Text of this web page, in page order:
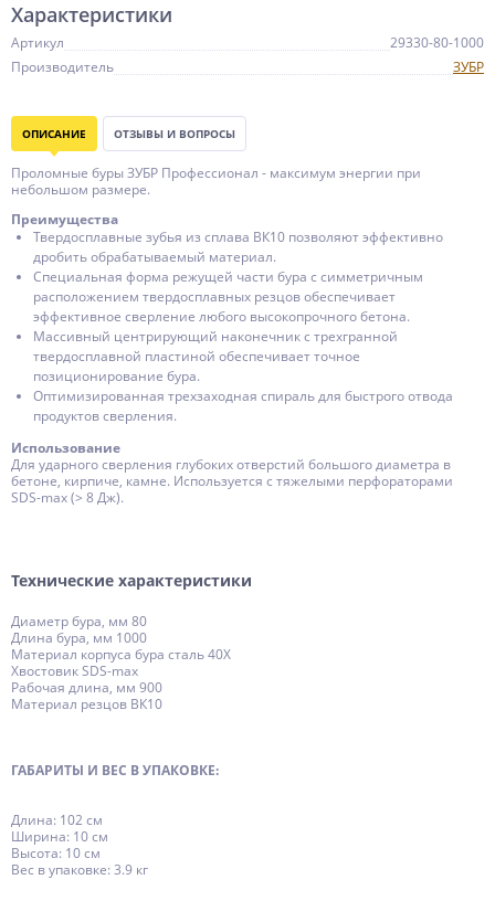
Характеристики
Артикул
29330-80-1000
Производитель
ЗУБР
ОПИСАНИЕ ОТЗЫВЫ И ВОПРОСЫ
Проломные буры ЗУБР Профессионал - максимум энергии при
небольшом размере.
Преимущества
Твердосплавные зубья из сплава ВК10 позволяют эффективно
дробить обрабатываемый материал.
Специальная форма режущей части бура с симметричным
расположением твердосплавных резцов обеспечивает
эффективное сверление любого высокопрочного бетона.
Массивный центрирующий наконечник с трехгранной
твердосплавной пластиной обеспечивает точное
позиционирование бура.
Оптимизированная трехзаходная спираль для быстрого отвода
продуктов сверления.
Использование
Для ударного сверления глубоких отверстий большого диаметра в
бетоне, кирпиче, камне. Используется с тяжелыми перфораторами
SDS-max (> 8 Дж).
Технические характеристики
Диаметр бура, мм 80
Длина бура, мм 1000
Материал корпуса бура сталь 40Х
Хвостовик SDS-max
Рабочая длина, мм 900
Материал резцов ВК10
ГАБАРИТЫ И ВЕС В УПАКОВКЕ:
Длина: 102 см
Ширина: 10 см
Высота: 10 см
Вес в упаковке: 3.9 кг